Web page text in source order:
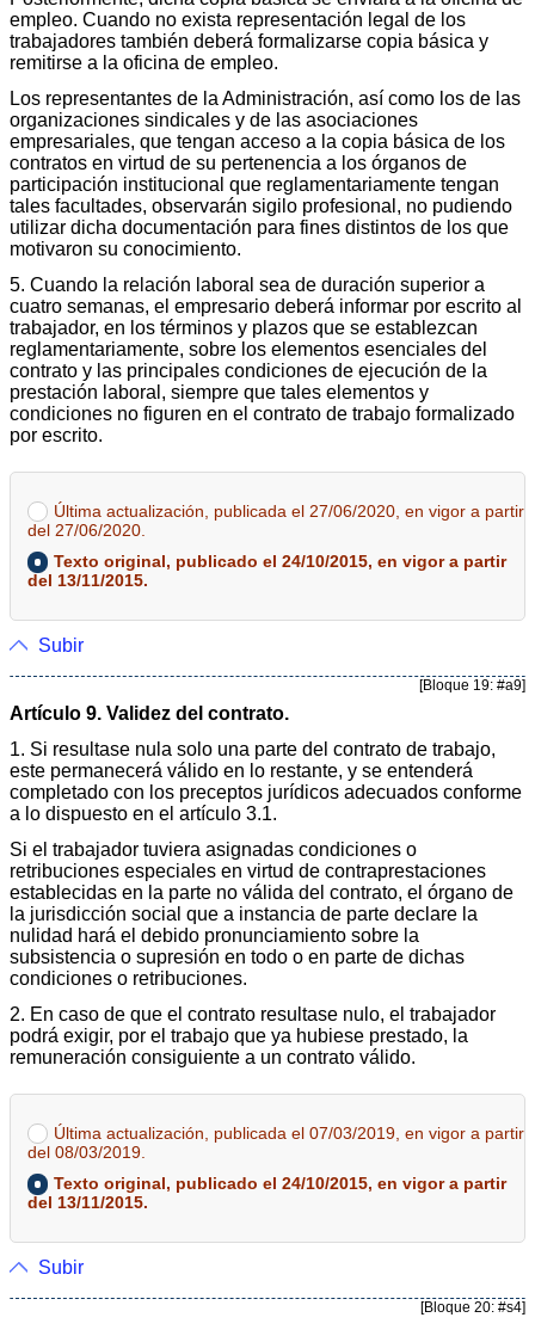
empleo. Cuando no exista representación legal de los
trabajadores también deberá formalizarse copia básica y
remitirse a la oficina de empleo.
Los representantes de la Administración, así como los de las
organizaciones sindicales y de las asociaciones
empresariales, que tengan acceso a la copia básica de los
contratos en virtud de su pertenencia a los órganos de
participación institucional que reglamentariamente tengan
tales facultades, observarán sigilo profesional, no pudiendo
utilizar dicha documentación para fines distintos de los que
motivaron su conocimiento.
5. Cuando la relación laboral sea de duración superior a
cuatro semanas, el empresario deberá informar por escrito al
trabajador, en los términos y plazos que se establezcan
reglamentariamente, sobre los elementos esenciales del
contrato y las principales condiciones de ejecución de la
prestación laboral, siempre que tales elementos y
condiciones no figuren en el contrato de trabajo formalizado
por escrito.
Última actualización, publicada el 27/06/2020, en vigor a partir
del 27/06/2020.
Texto original, publicado el 24/10/2015, en vigor a partir
del 13/11/2015.
Subir
[Bloque 19: #a9]
Artículo 9. Validez del contrato.
1. Si resultase nula solo una parte del contrato de trabajo,
este permanecerá válido en lo restante, y se entenderá
completado con los preceptos jurídicos adecuados conforme
a lo dispuesto en el artículo 3.1.
Si el trabajador tuviera asignadas condiciones o
retribuciones especiales en virtud de contraprestaciones
establecidas en la parte no válida del contrato, el órgano de
la jurisdicción social que a instancia de parte declare la
nulidad hará el debido pronunciamiento sobre la
subsistencia o supresión en todo o en parte de dichas
condiciones o retribuciones.
2. En caso de que el contrato resultase nulo, el trabajador
podrá exigir, por el trabajo que ya hubiese prestado, la
remuneración consiguiente a un contrato válido.
Última actualización, publicada el 07/03/2019, en vigor a partir
del 08/03/2019.
Texto original, publicado el 24/10/2015, en vigor a partir
del 13/11/2015.
Subir
[Bloque 20: #s4]